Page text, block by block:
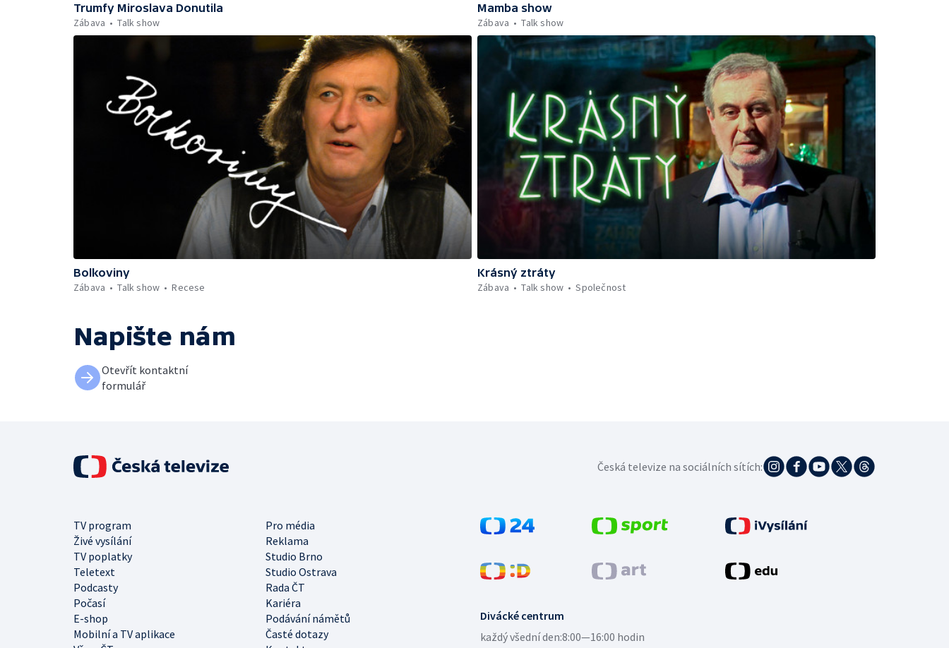
Trumfy Miroslava Donutila
Zábava
Talk show
Mamba show
Zábava
Talk show
Bolkoviny
Zábava
Talk show Recese
Krásný ztráty
Zábava
Talk show Společnost
Napište nám
Otevřít kontaktní
formulář
Divácké centrum
každý všední den:8:00—16:00 hodin
TV program
Pro média
Živé vysílání
Reklama
TV poplatky
Studio Brno
Teletext
Studio Ostrava
Podcasty
Rada ČT
Počasí
Kariéra
E-shop
Podávání námětů
Mobilní a TV aplikace
Časté dotazy
Česká televize na sociálních sítích: